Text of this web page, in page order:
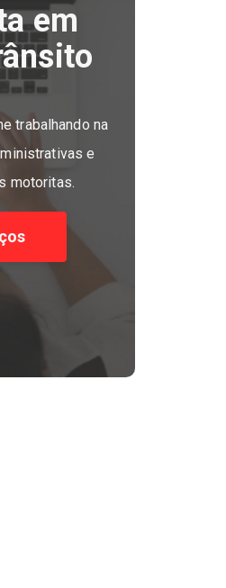
em
trabalhando na
e
motoritas.